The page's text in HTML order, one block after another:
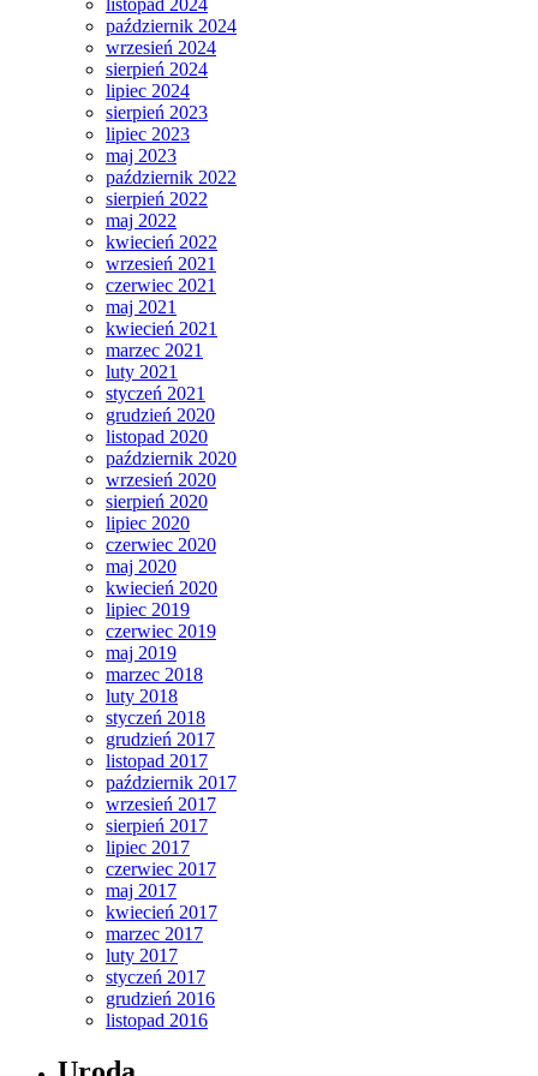
listopad 2024
październik 2024
wrzesień 2024
sierpień 2024
lipiec 2024
sierpień 2023
lipiec 2023
maj 2023
październik 2022
sierpień 2022
maj 2022
kwiecień 2022
wrzesień 2021
czerwiec 2021
maj 2021
kwiecień 2021
marzec 2021
luty 2021
styczeń 2021
grudzień 2020
listopad 2020
październik 2020
wrzesień 2020
sierpień 2020
lipiec 2020
czerwiec 2020
maj 2020
kwiecień 2020
lipiec 2019
czerwiec 2019
maj 2019
marzec 2018
luty 2018
styczeń 2018
grudzień 2017
listopad 2017
październik 2017
wrzesień 2017
sierpień 2017
lipiec 2017
czerwiec 2017
maj 2017
kwiecień 2017
marzec 2017
luty 2017
styczeń 2017
grudzień 2016
listopad 2016